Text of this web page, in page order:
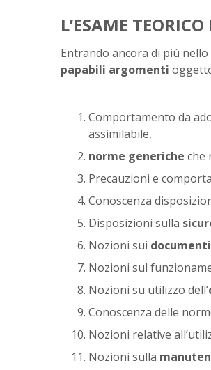
L’ESAME
Entrando ancora di più
papabili argomenti
Comportamento da
assimilabile,
norme generiche che
Precauzioni e
Conoscenza
Disposizioni sulla
Nozioni sui documenti
Nozioni sul
Nozioni su utilizzo dell’
Conoscenza delle
Nozioni relative
Nozioni sulla